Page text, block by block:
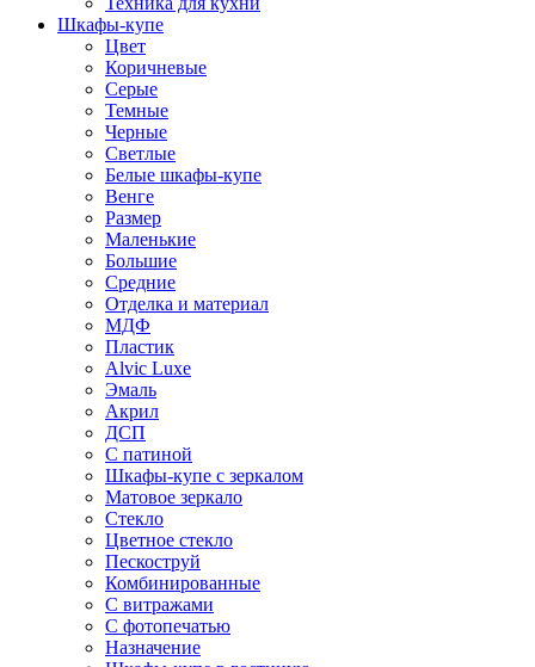
Шкафы-купе
Цвет
Коричневые
Серые
Темные
Черные
Светлые
Белые шкафы-купе
Венге
Размер
Маленькие
Большие
Средние
Отделка и материал
МДФ
Пластик
Alvic Luxe
Эмаль
Акрил
ДСП
С патиной
Шкафы-купе с зеркалом
Матовое зеркало
Стекло
Цветное стекло
Пескоструй
Комбинированные
С витражами
С фотопечатью
Назначение